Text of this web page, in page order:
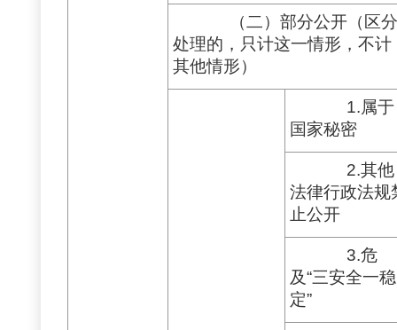
（二）部分公开（区分
处理的，只计这一情形，不计
其他情形）
1.属于
国家秘密
2.其他
法律行政法规
止公开
3.危
及“三安全一稳
定”